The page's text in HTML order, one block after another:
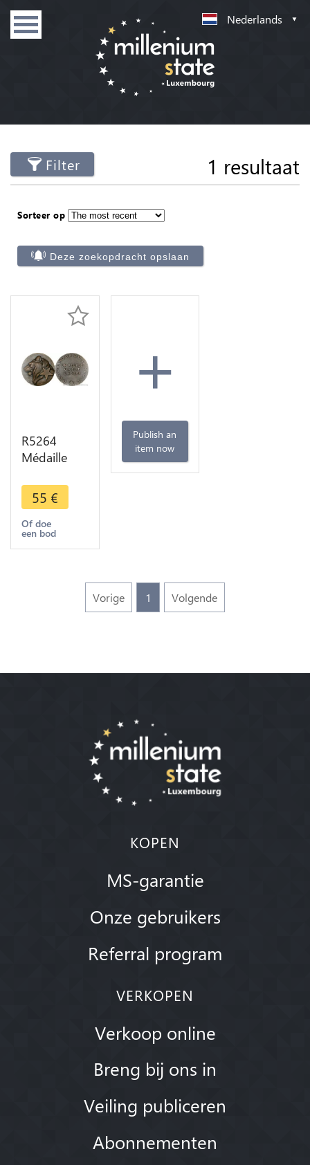
Nederlands
Filter 1 resultaat
Sorteer op
Deze zoekopdracht opslaan
R5264
Médaille
Sénégal
Lion Un
peuple Un
but Une Foi
55 €
Of doe
een bod
+
Publish an
item now
Vorige 1 Volgende
KOPEN
MS-garantie
Onze gebruikers
Referral program
VERKOPEN
Verkoop online
Breng bij ons in
Veiling publiceren
Abonnementen